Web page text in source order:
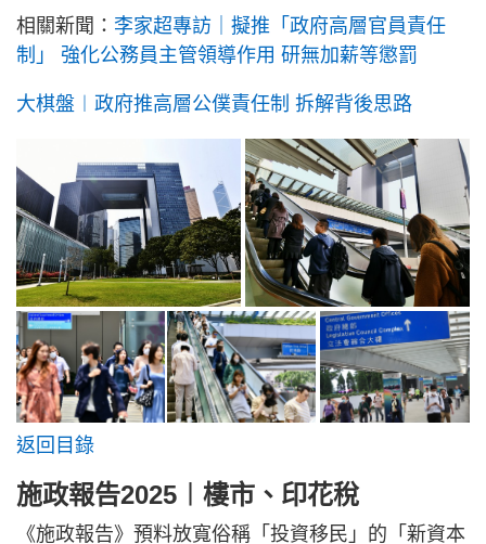
相關新聞： 李家超專訪｜擬推「政府高層官員責任
制」 強化公務員主管領導作用 研無加薪等懲罰
大棋盤︱政府推高層公僕責任制 拆解背後思路
返回目錄
施政報告2025︱樓市、印花稅
《施政報告》預料放寬俗稱「投資移民」的「新資本